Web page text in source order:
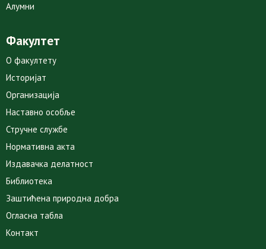
Алумни
Факултет
О факултету
Историјат
Организација
Наставно особље
Стручне службе
Нормативна акта
Издавачка делатност
Библиотека
Заштићена природна добра
Огласна табла
Контакт